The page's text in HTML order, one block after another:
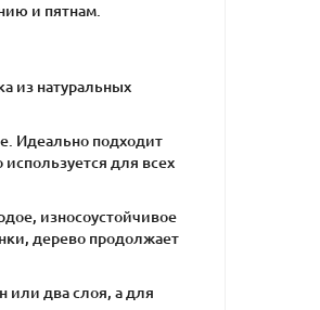
и пятнам.
из натуральных
Идеально подходит
для всех
износоустойчивое
дерево продолжает
или два слоя, а для